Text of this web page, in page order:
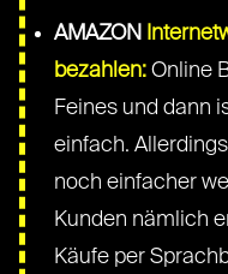
AMAZON
bezahlen: Online
Feines und dann
einfach.
noch einfacher
Kunden nämlich
Käufe per